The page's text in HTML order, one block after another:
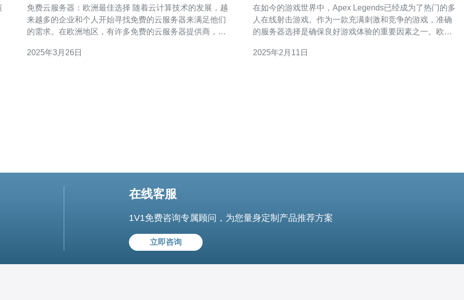
免费云服务器：欧洲最佳选择 随着云计算技术的发展，越
来越多的企业和个人开始寻找免费的云服务器来满足他们
的需求。在欧洲地区，有许多免费的云服务器提供商，为
云服务器，并提供相关信息。 阿里巴巴云是亚洲最大的云
2025年3月26日
在如今的游戏世界中，Apex Legends已经成为了热门的多
人在线射击游戏。作为一款充满刺激和竞争的游戏，准确
的服务器选择是确保良好游戏体验的重要因素之一。欧洲
将探讨为什么选择欧洲服务器是一个明智的选择。 欧洲大
2025年2月11日
在线客服
1V1免费咨询专属顾问，为您量身定制产品推荐方案
立即咨询